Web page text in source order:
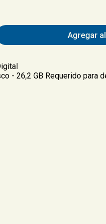
Agregar
- 26,2 GB Requerido para